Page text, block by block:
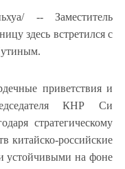
-- Заместитель
здесь встретился с
приветствия и
КНР Си
стратегическому
китайско-российские
устойчивыми на фоне